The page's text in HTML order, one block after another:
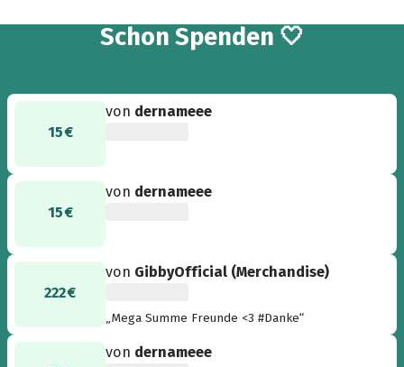
Schon 1.700
Spenden 🤍
15 €
von dernameee
15 €
von dernameee
222 €
von GibbyOfficial (Merchandise)
„Mega Summe Freunde <3 #Danke“
von dernameee